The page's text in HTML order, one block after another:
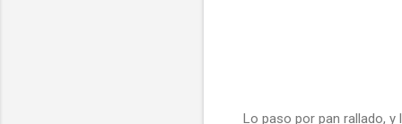
Lo paso por pan rallado,